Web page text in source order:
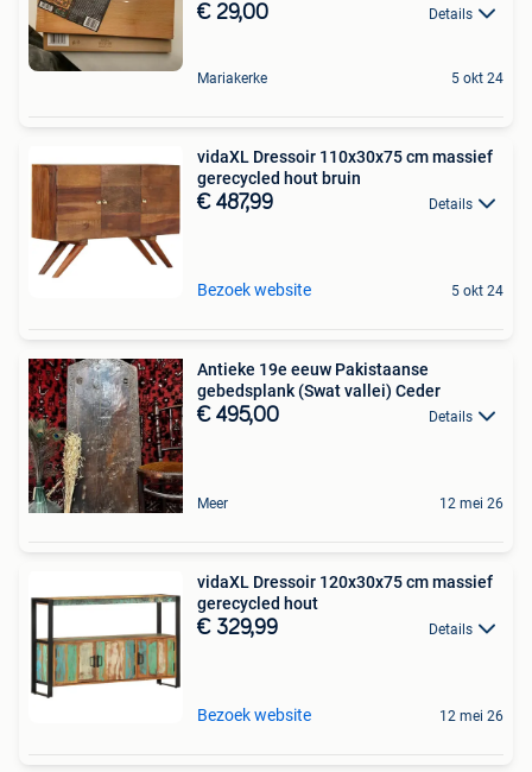
€ 29,00 Details
Mariakerke 5 okt 24
vidaXL Dressoir 110x30x75 cm massief
gerecycled hout bruin
€ 487,99 Details
Bezoek website 5 okt 24
Antieke 19e eeuw Pakistaanse
gebedsplank (Swat vallei) Ceder
€ 495,00 Details
Meer 12 mei 26
vidaXL Dressoir 120x30x75 cm massief
gerecycled hout
€ 329,99 Details
Bezoek website 12 mei 26